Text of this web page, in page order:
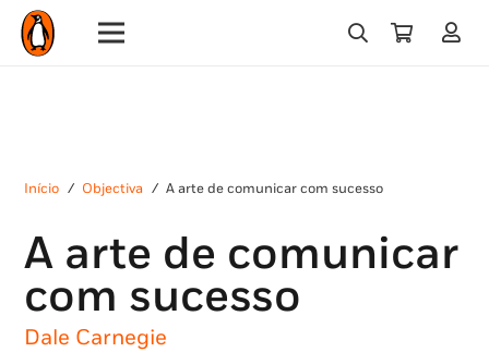
Início / Objectiva / A arte de comunicar com sucesso
A arte de comunicar
com sucesso
Dale Carnegie